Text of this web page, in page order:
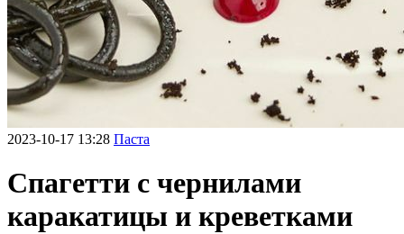
2023-10-17 13:28 Паста
Спагетти с чернилами
каракатицы и креветками